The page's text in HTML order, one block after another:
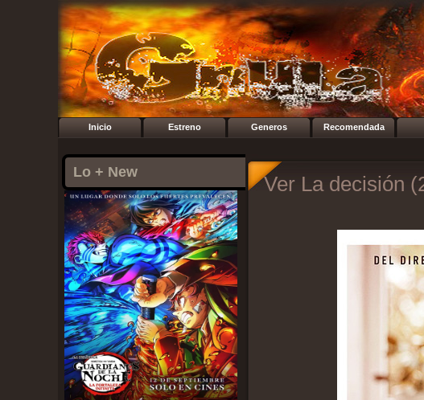
Inicio Estreno Generos Recomendada
Lo + New Ver La decisión